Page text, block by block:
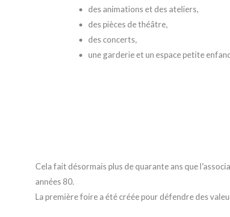
des animations et des ateliers,
des pièces de théâtre,
des concerts,
une garderie et un espace petite
Cela fait désormais plus de quarante ans que
années 80.
La première foire a été créée pour défendre des